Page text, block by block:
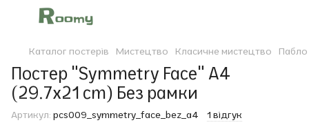
Каталог постерів Мистецтво Класичне мистецтво Пабло
Постер "Symmetry Face" A4
(29.7x21 cm) Без рамки
Артикул: pcs009_symmetry_face_bez_a4 1 відгук